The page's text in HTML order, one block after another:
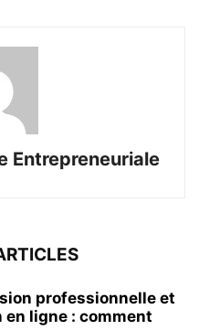
Entrepreneuriale
professionnelle et
ligne : comment